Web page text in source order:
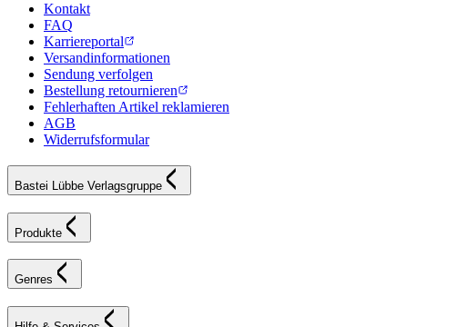
Kontakt
FAQ
Karriereportal
Versandinformationen
Sendung verfolgen
Bestellung retournieren
Fehlerhaften Artikel reklamieren
AGB
Widerrufsformular
Bastei Lübbe Verlagsgruppe
Produkte
Genres